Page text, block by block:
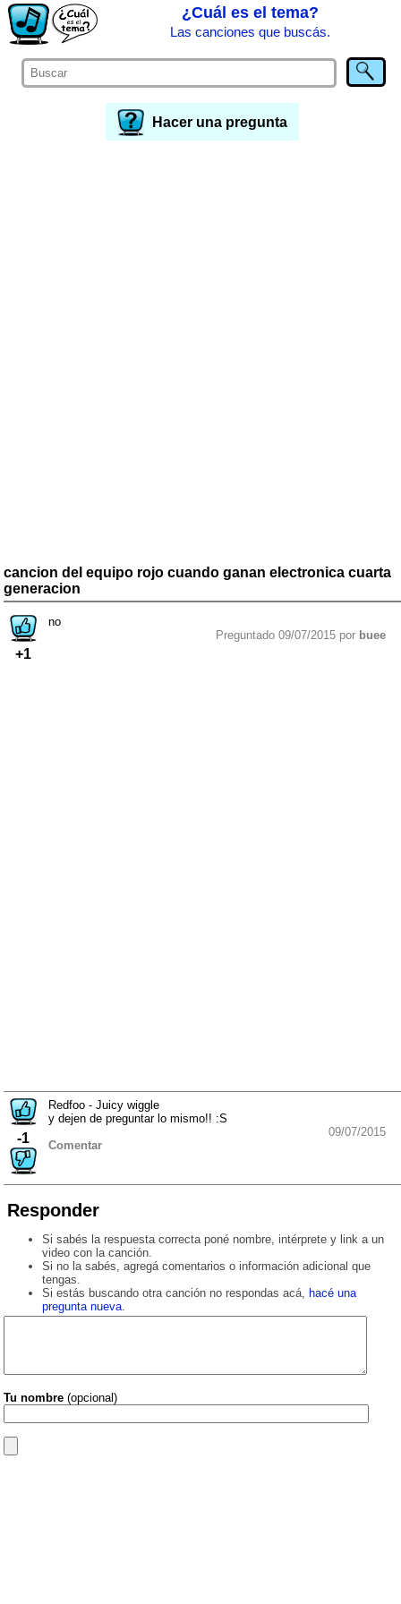
¿Cuál es el tema?
Las canciones que buscás.
Hacer una pregunta
cancion del equipo rojo cuando ganan electronica cuarta
generacion
+1
no
Preguntado 09/07/2015 por buee
-1
Redfoo - Juicy wiggle
y dejen de preguntar lo mismo!! :S
09/07/2015
Comentar
Responder
Si sabés la respuesta correcta poné nombre, intérprete y link a un
video con la canción.
Si no la sabés, agregá comentarios o información adicional que
tengas.
Si estás buscando otra canción no respondas acá, hacé una
pregunta nueva.
Tu nombre (opcional)